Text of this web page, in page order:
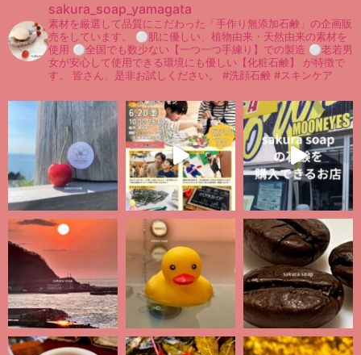
sakura_soap_yamagata
素材を厳選して品質にこだわった「手作り無添加石鹸」の企画販
売をしています。
⚪︎肌に優しい、植物由来・天然由来の素材を
使用 ⚪︎全国でも数少ない【一つ一つ手練り】での製造 ⚪︎老若男
女が安心して使用できる環境にも優しい【化粧石鹸】
が特徴で
す。
皆さん、是非お試しください。 #洗顔石鹸 #スキンケア